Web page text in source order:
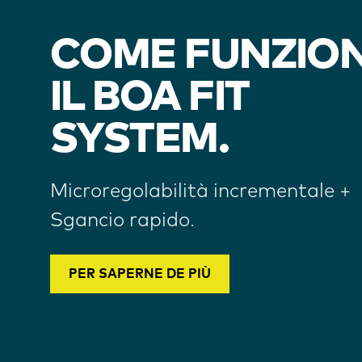
COME
IL BOA FIT
SYSTEM.
Microregolabilità incrementale +
Sgancio rapido.
PER SAPERNE DE PIÙ